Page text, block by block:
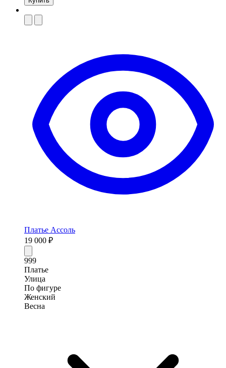
Платье Ассоль
19 000 ₽
999
Платье
Улица
По фигуре
Женский
Весна